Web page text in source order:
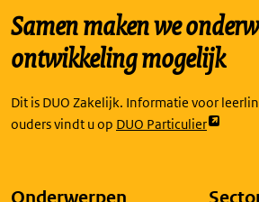
Samen maken we
ontwikkeling mogelijk
Dit is DUO Zakelijk. Informatie voor
ouders vindt u op DUO Particulier
Link